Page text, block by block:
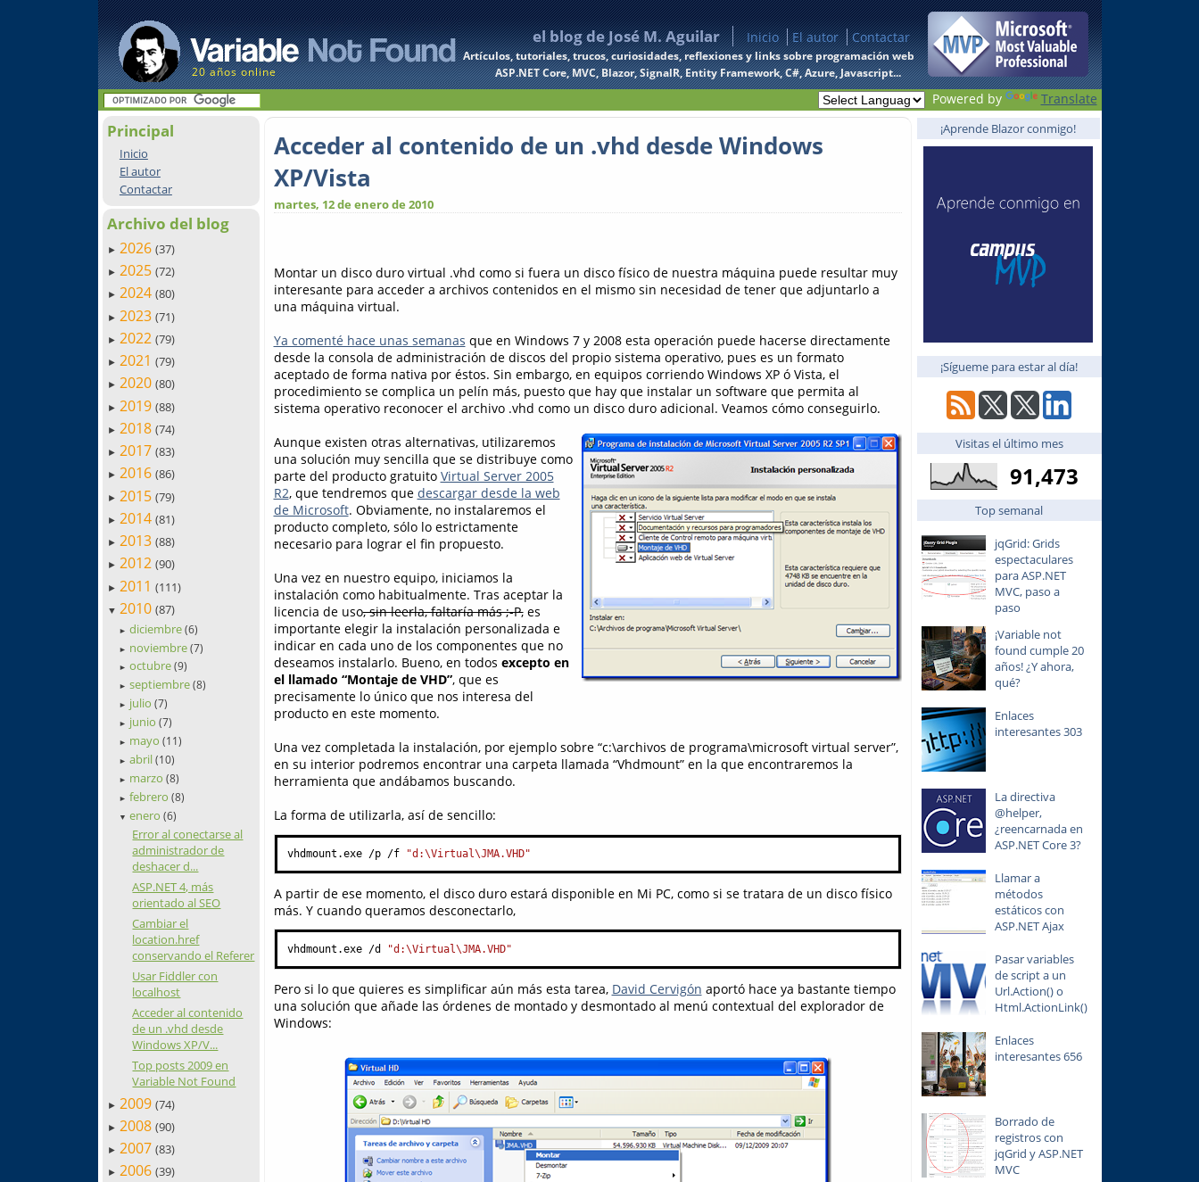
20 años online
el blog de José M. Aguilar Inicio El autor Contactar
Artículos, tutoriales, trucos, curiosidades, reflexiones y links sobre programación web
ASP.NET Core, MVC, Blazor, SignalR, Entity Framework, C#, Azure, Javascript...
Powered by Translate
Principal
Inicio
El autor
Contactar
Archivo del blog
► 2026 (37)
► 2025 (72)
► 2024 (80)
► 2023 (71)
► 2022 (79)
► 2021 (79)
► 2020 (80)
► 2019 (88)
► 2018 (74)
► 2017 (83)
► 2016 (86)
► 2015 (79)
► 2014 (81)
► 2013 (88)
► 2012 (90)
► 2011 (111)
▼ 2010 (87)
► diciembre(6)
► noviembre(7)
► octubre(9)
► septiembre(8)
► julio(7)
► junio(7)
► mayo(11)
► abril(10)
► marzo(8)
► febrero(8)
▼ enero(6)
Error al conectarse al
administrador de
deshacer d...
ASP.NET 4, más
orientado al SEO
Cambiar el
location.href
conservando el Referer
Usar Fiddler con
localhost
Acceder al contenido
de un .vhd desde
Windows XP/V...
Top posts 2009 en
Variable Not Found
► 2009 (74)
► 2008 (90)
► 2007 (83)
► 2006 (39)
Acceder al contenido de un .vhd desde Windows
XP/Vista
martes, 12 de enero de 2010
Montar un disco duro virtual .vhd como si fuera un disco físico de nuestra máquina puede resultar muy
interesante para acceder a archivos contenidos en el mismo sin necesidad de tener que adjuntarlo a
una máquina virtual.
Ya comenté hace unas semanas que en Windows 7 y 2008 esta operación puede hacerse directamente
desde la consola de administración de discos del propio sistema operativo, pues es un formato
aceptado de forma nativa por éstos. Sin embargo, en equipos corriendo Windows XP ó Vista, el
procedimiento se complica un pelín más, puesto que hay que instalar un software que permita al
sistema operativo reconocer el archivo .vhd como un disco duro adicional. Veamos cómo conseguirlo.
Aunque existen otras alternativas, utilizaremos
una solución muy sencilla que se distribuye como
parte del producto gratuito Virtual Server 2005
R2, que tendremos que descargar desde la web
de Microsoft. Obviamente, no instalaremos el
producto completo, sólo lo estrictamente
necesario para lograr el fin propuesto.
Una vez en nuestro equipo, iniciamos la
instalación como habitualmente. Tras aceptar la
licencia de uso, sin leerla, faltaría más ;-P,es
importante elegir la instalación personalizada e
indicar en cada uno de los componentes que no
deseamos instalarlo. Bueno, en todos excepto en
el llamado “Montaje de VHD”, que es
precisamente lo único que nos interesa del
producto en este momento.
Una vez completada la instalación, por ejemplo sobre “c:\archivos de programa\microsoft virtual server”,
en su interior podremos encontrar una carpeta llamada “Vhdmount” en la que encontraremos la
herramienta que andábamos buscando.
La forma de utilizarla, así de sencillo:
vhdmount.exe /p /f "d:\Virtual\JMA.VHD"
A partir de ese momento, el disco duro estará disponible en Mi PC, como si se tratara de un disco físico
más. Y cuando queramos desconectarlo,
vhdmount.exe /d "d:\Virtual\JMA.VHD"
Pero si lo que quieres es simplificar aún más esta tarea, David Cervigón aportó hace ya bastante tiempo
una solución que añade las órdenes de montado y desmontado al menú contextual del explorador de
Windows:
¡Aprende Blazor conmigo!
¡Sígueme para estar al día!
Visitas el último mes
91,473
Top semanal
jqGrid: Grids
espectaculares
para ASP.NET
MVC, paso a
paso
¡Variable not
found cumple 20
años! ¿Y ahora,
qué?
Enlaces
interesantes 303
La directiva
@helper,
¿reencarnada en
ASP.NET Core 3?
Llamar a
métodos
estáticos con
ASP.NET Ajax
Pasar variables
de script a un
Url.Action() o
Html.ActionLink()
Enlaces
interesantes 656
Borrado de
registros con
jqGrid y ASP.NET
MVC